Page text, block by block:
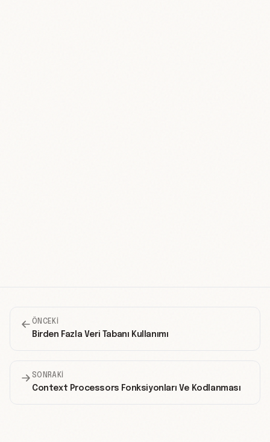
ÖNCEKI
Birden Fazla Veri Tabanı Kullanımı
SONRAKI
Context Processors Fonksiyonları Ve Kodlanması